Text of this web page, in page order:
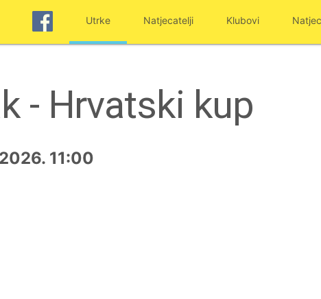
Utrke Natjecatelji Klubovi
- Hrvatski kup
11:00